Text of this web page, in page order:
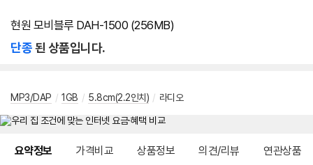
현원 모비블루 DAH-1500 (256MB)
단종된 상품입니다.
MP3/DAP / 1GB / 5.8cm(2.2인치) / 라디오
요약정보 가격비교 상품정보 의견/리뷰 연관상품